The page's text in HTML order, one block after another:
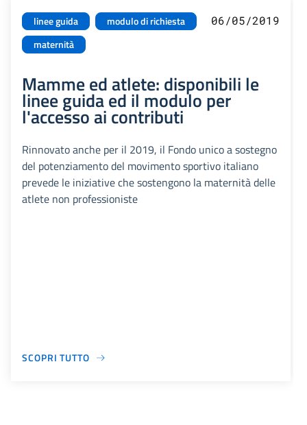
linee guida
modulo di richiesta
maternità
06/05/2019
Mamme ed atlete: disponibili le
linee guida ed il modulo per
l'accesso ai contributi
Rinnovato anche per il 2019, il Fondo unico a sostegno
del potenziamento del movimento sportivo italiano
prevede le iniziative che sostengono la maternità delle
atlete non professioniste
SCOPRI TUTTO